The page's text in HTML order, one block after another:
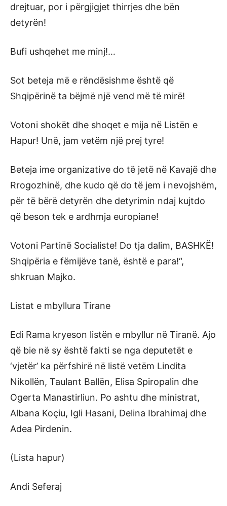
drejtuar, por i përgjigjet thirrjes dhe bën
detyrën!
Bufi ushqehet me minj!…
Sot beteja më e rëndësishme është që
Shqipërinë ta bëjmë një vend më të mirë!
Votoni shokët dhe shoqet e mija në Listën e
Hapur! Unë, jam vetëm një prej tyre!
Beteja ime organizative do të jetë në Kavajë dhe
Rrogozhinë, dhe kudo që do të jem i nevojshëm,
për të bërë detyrën dhe detyrimin ndaj kujtdo
që beson tek e ardhmja europiane!
Votoni Partinë Socialiste! Do tja dalim, BASHKË!
Shqipëria e fëmijëve tanë, është e para!“,
shkruan Majko.
Listat e mbyllura Tirane
Edi Rama kryeson listën e mbyllur në Tiranë. Ajo
që bie në sy është fakti se nga deputetët e
‘vjetër’ ka përfshirë në listë vetëm Lindita
Nikollën, Taulant Ballën, Elisa Spiropalin dhe
Ogerta Manastirliun. Po ashtu dhe ministrat,
Albana Koçiu, Igli Hasani, Delina Ibrahimaj dhe
Adea Pirdenin.
(Lista hapur)
Andi Seferaj